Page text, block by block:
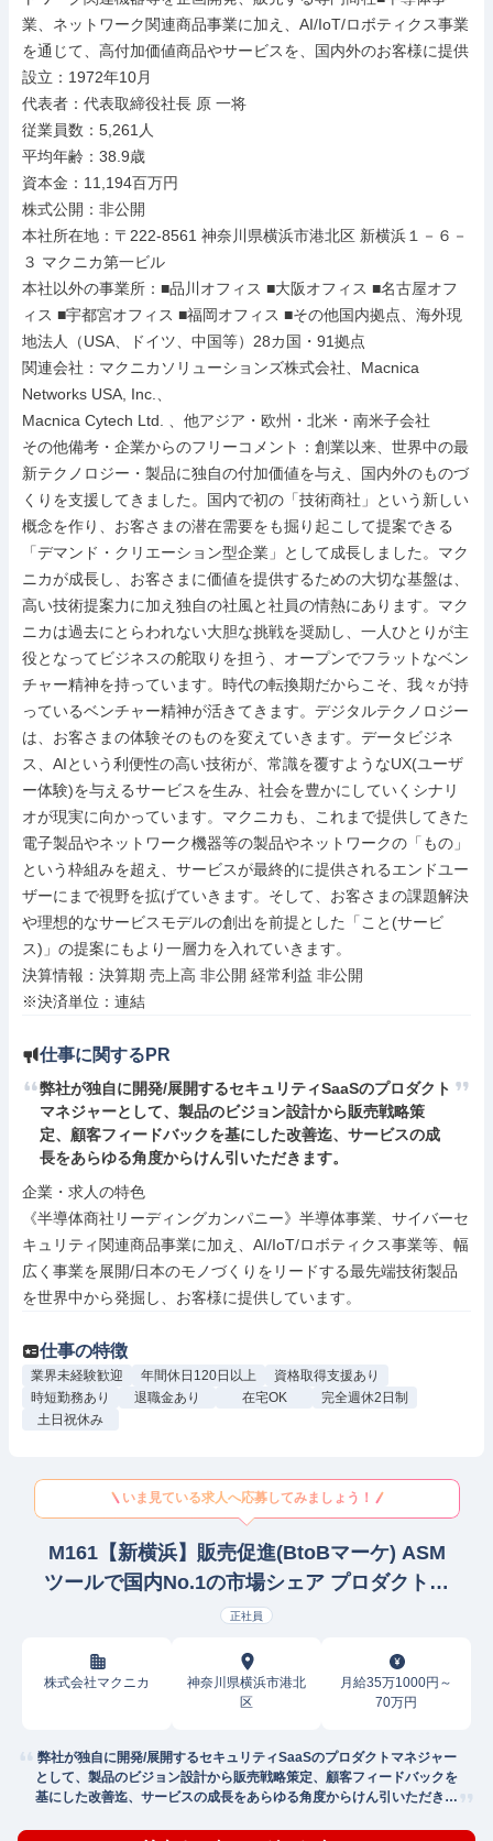
業、ネットワーク関連商品事業に加え、AI/IoT/ロボティクス事業
を通じて、高付加価値商品やサービスを、国内外のお客様に提供
設立：1972年10月
代表者：代表取締役社長 原 一将
従業員数：5,261人
平均年齢：38.9歳
資本金：11,194百万円
株式公開：非公開
本社所在地：〒222-8561 神奈川県横浜市港北区 新横浜１－６－
３ マクニカ第一ビル
本社以外の事業所：■品川オフィス ■大阪オフィス ■名古屋オフ
ィス ■宇都宮オフィス ■福岡オフィス ■その他国内拠点、海外現
地法人（USA、ドイツ、中国等）28カ国・91拠点
関連会社：マクニカソリューションズ株式会社、Macnica
Networks USA, Inc.、
Macnica Cytech Ltd. 、他アジア・欧州・北米・南米子会社
その他備考・企業からのフリーコメント：創業以来、世界中の最
新テクノロジー・製品に独自の付加価値を与え、国内外のものづ
くりを支援してきました。国内で初の「技術商社」という新しい
概念を作り、お客さまの潜在需要をも掘り起こして提案できる
「デマンド・クリエーション型企業」として成長しました。マク
ニカが成長し、お客さまに価値を提供するための大切な基盤は、
高い技術提案力に加え独自の社風と社員の情熱にあります。マク
ニカは過去にとらわれない大胆な挑戦を奨励し、一人ひとりが主
役となってビジネスの舵取りを担う、オープンでフラットなベン
チャー精神を持っています。時代の転換期だからこそ、我々が持
っているベンチャー精神が活きてきます。デジタルテクノロジー
は、お客さまの体験そのものを変えていきます。データビジネ
ス、AIという利便性の高い技術が、常識を覆すようなUX(ユーザ
ー体験)を与えるサービスを生み、社会を豊かにしていくシナリ
オが現実に向かっています。マクニカも、これまで提供してきた
電子製品やネットワーク機器等の製品やネットワークの「もの」
という枠組みを超え、サービスが最終的に提供されるエンドユー
ザーにまで視野を拡げていきます。そして、お客さまの課題解決
や理想的なサービスモデルの創出を前提とした「こと(サービ
ス)」の提案にもより一層力を入れていきます。
決算情報：決算期 売上高 非公開 経常利益 非公開
※決済単位：連結
仕事に関するPR
弊社が独自に開発/展開するセキュリティSaaSのプロダクト
マネジャーとして、製品のビジョン設計から販売戦略策
定、顧客フィードバックを基にした改善迄、サービスの成
長をあらゆる角度からけん引いただきます。
企業・求人の特色
《半導体商社リーディングカンパニー》半導体事業、サイバーセ
キュリティ関連商品事業に加え、AI/IoT/ロボティクス事業等、幅
広く事業を展開/日本のモノづくりをリードする最先端技術製品
を世界中から発掘し、お客様に提供しています。
仕事の特徴
業界未経験歓迎 年間休日120日以上
資格取得支援あり
時短勤務あり
退職金あり 在宅OK
完全週休2日制
土日祝休み
いま見ている求人へ応募してみましょう！
M161【新横浜】販売促進(BtoBマーケ) ASM
ツールで国内No.1の市場シェア プロダクトマ
ネージャー
正社員
株式会社マクニカ
神奈川県横浜市港北
区
月給35万1000円～
70万円
弊社が独自に開発/展開するセキュリティSaaSのプロダクトマネジャー
として、製品のビジョン設計から販売戦略策定、顧客フィードバックを
基にした改善迄、サービスの成長をあらゆる角度からけん引いただきま